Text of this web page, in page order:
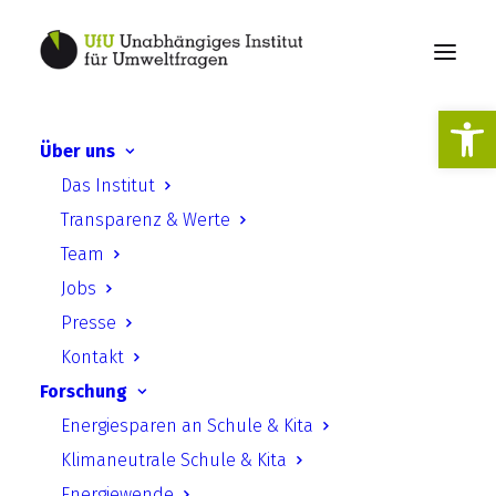
Über uns
Das Institut
Transparenz & Werte
Team
Jobs
Presse
Kontakt
Forschung
Energiesparen an Schule & Kita
Klimaneutrale Schule & Kita
Stärkung der
Zivilgesellschaft bei der
Umsetzung der nationalen
Klimapolitik (ZIVIKLI,
Hauptprojekt)